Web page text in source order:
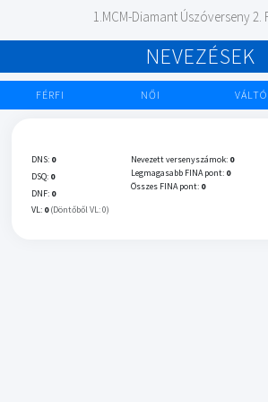
1.MCM-Diamant Úszóverseny 2.
NEVEZÉSEK
FÉRFI NŐI VÁLTÓ
DNS: 0
DSQ: 0
DNF: 0
VL: 0 (Döntőből VL: 0)
Nevezett versenyszámok: 0
Legmagasabb FINA pont: 0
Összes FINA pont: 0